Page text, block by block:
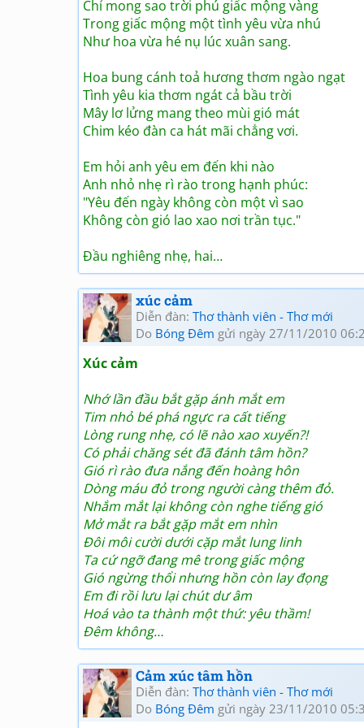
Chỉ mong sao trời phú giấc mộng vàng
Trong giấc mộng một tình yêu vừa nhú
Như hoa vừa hé nụ lúc xuân sang.
Hoa bung cánh toả hương thơm ngào ngạt
Tình yêu kia thơm ngát cả bầu trời
Mây lơ lửng mang theo mùi gió mát
Chim kéo đàn ca hát mãi chẳng vơi.
Em hỏi anh yêu em đến khi nào
Anh nhỏ nhẹ rì rào trong hạnh phúc:
"Yêu đến ngày không còn một vì sao
Không còn gió lao xao nơi trần tục."
Đầu nghiêng nhẹ, hai…
xúc cảm
Diễn đàn: Thơ thành viên - Thơ mới
Do Bóng Đêm gửi ngày 27/11/2010
Xúc cảm
Nhớ lần đầu bắt gặp ánh mắt em
Tim nhỏ bé phá ngực ra cất tiếng
Lòng rung nhẹ, có lẽ nào xao xuyến?!
Có phải chăng sét đã đánh tâm hồn?
Gió rì rào đưa nắng đến hoàng hôn
Dòng máu đỏ trong người càng thêm đỏ.
Nhắm mắt lại không còn nghe tiếng gió
Mở mắt ra bắt gặp mắt em nhìn
Đôi môi cười dưới cặp mắt lung linh
Ta cứ ngỡ đang mê trong giấc mộng
Gió ngừng thổi nhưng hồn còn lay đọng
Em đi rồi lưu lại chút dư âm
Hoá vào ta thành một thứ: yêu thầm!
Đêm không…
Cảm xúc tâm hồn
Diễn đàn: Thơ thành viên - Thơ mới
Do Bóng Đêm gửi ngày 23/11/2010